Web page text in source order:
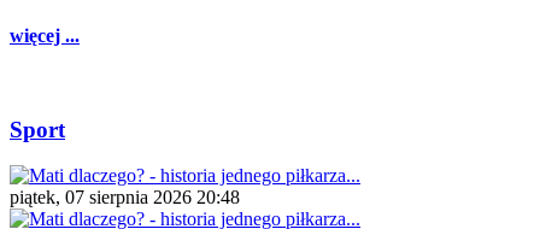
więcej ...
Sport
piątek, 07 sierpnia 2026 20:48